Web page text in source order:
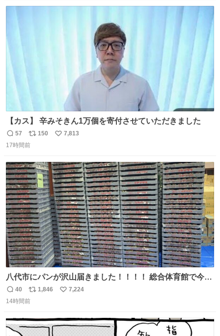
【カス】 辛みそきん1万個を寄付させていただきました
返
信
57
リ
ポ
ト
数
150
い
数
7,813
17時間前
八代市にパンが沢山届きました！！！！ 総合体育館で今配
ってるそうなので、是非取りに行けそうな方は行ってみて
ください💪
返
信
40
リ
ポ
ト
1,846
い
数
7,224
14時間前